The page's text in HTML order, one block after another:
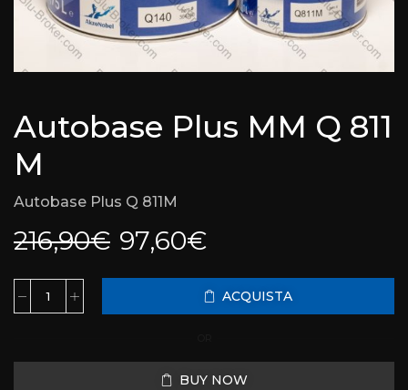
Autobase Plus MM Q 811
M
Autobase Plus Q 811M
216,90€ 97,60€
ACQUISTA
BUY NOW